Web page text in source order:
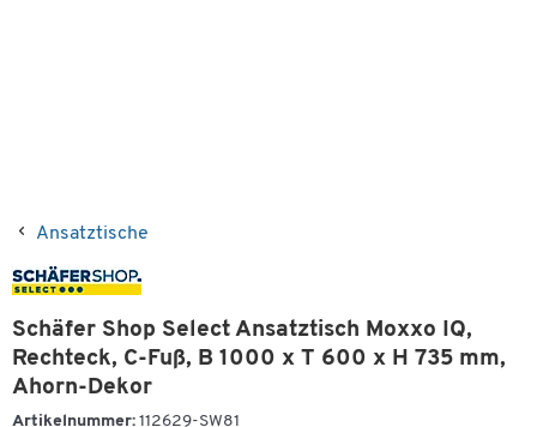
Ansatztische
Schäfer Shop Select Ansatztisch Moxxo IQ,
Rechteck, C-Fuß, B 1000 x T 600 x H 735 mm,
Ahorn-Dekor
Artikelnummer: 112629-SW81